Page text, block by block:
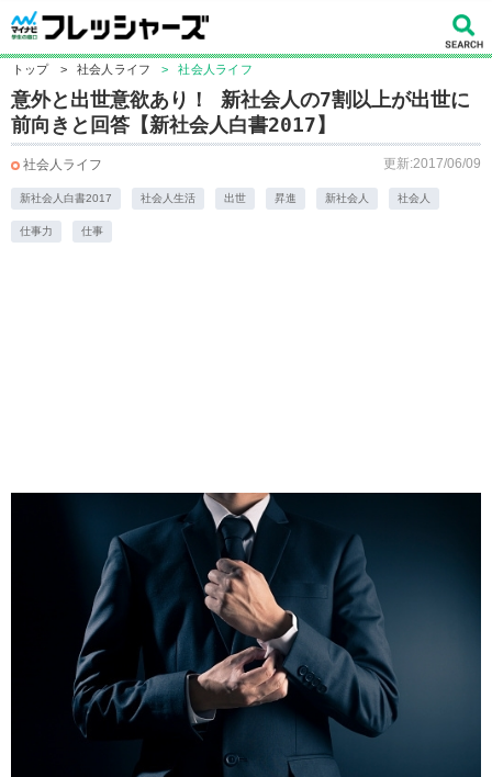
トップ > 社会人ライフ > 社会人ライフ
意外と出世意欲あり！ 新社会人の7割以上が出世に
前向きと回答【新社会人白書2017】
社会人ライフ 更新:2017/06/09
新社会人白書2017 社会人生活 出世 昇進 新社会人 社会人
仕事力 仕事